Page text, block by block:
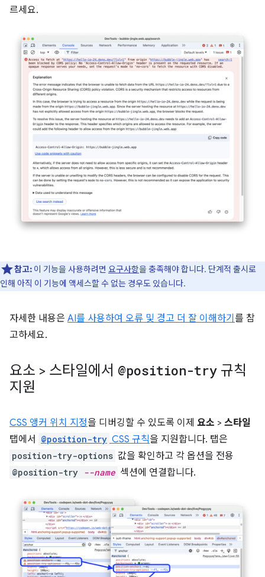
르세요.
참고: 이 기능을 사용하려면 요구사항을 충족해야 합니다. 단계적 출시로
인해 아직 이 기능에 액세스할 수 없는 경우도 있습니다.
자세한 내용은 AI를 사용하여 오류 및 경고 더 잘 이해하기 를 참
고하세요.
요소 > 스타일에서 @position-try 규칙
지원
CSS 앵커 위치 지정을 디버깅할 수 있도록 이제 요소 > 스타일
탭에서
@position-try CSS 규칙을 지원합니다. 탭은
position-try-options 값을 확인하고 각 옵션을 전용
@position-try --name 섹션에 연결합니다.